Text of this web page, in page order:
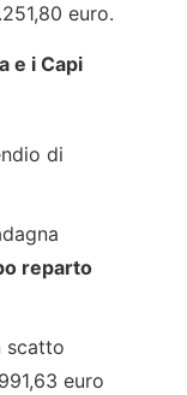
euro.
e i Capi
di
reparto
scatto
euro